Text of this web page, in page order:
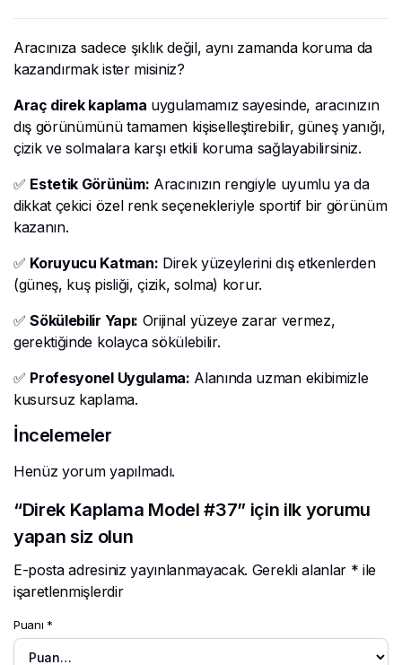
Aracınıza sadece şıklık değil, aynı zamanda koruma da
kazandırmak ister misiniz?
Araç direk kaplama uygulamamız sayesinde, aracınızın
dış görünümünü tamamen kişiselleştirebilir, güneş yanığı,
çizik ve solmalara karşı etkili koruma sağlayabilirsiniz.
✅ Estetik Görünüm: Aracınızın rengiyle uyumlu ya da
dikkat çekici özel renk seçenekleriyle sportif bir görünüm
kazanın.
✅ Koruyucu Katman: Direk yüzeylerini dış etkenlerden
(güneş, kuş pisliği, çizik, solma) korur.
✅Sökülebilir Yapı: Orijinal yüzeye zarar vermez,
gerektiğinde kolayca sökülebilir.
✅ Profesyonel Uygulama: Alanında uzman ekibimizle
kusursuz kaplama.
İncelemeler
Henüz yorum yapılmadı.
“Direk Kaplama Model #37” için ilk yorumu
yapan siz olun
E-posta adresiniz yayınlanmayacak. Gerekli alanlar * ile
işaretlenmişlerdir
Puanı *